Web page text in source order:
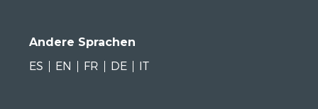
Andere Sprachen
ES
EN FR DE IT